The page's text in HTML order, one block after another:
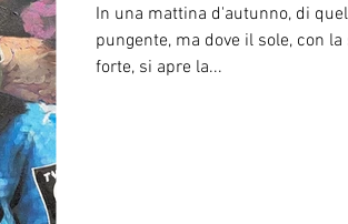
In una mattina d'autunno, di
pungente, ma dove il sole, con
forte, si apre la...